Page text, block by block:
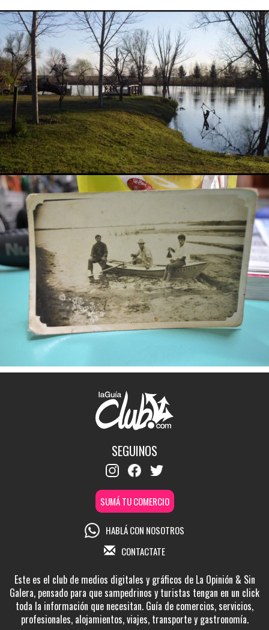
SEGUINOS
SUMÁ TU COMERCIO
HABLÁ CON NOSOTROS
CONTACTATE
Este es el club de medios digitales y gráficos de La Opinión & Sin
Galera, pensado para que sampedrinos y turistas tengan en un click
toda la información que necesitan. Guía de comercios, servicios,
profesionales, alojamientos, viajes, transporte y gastronomía.